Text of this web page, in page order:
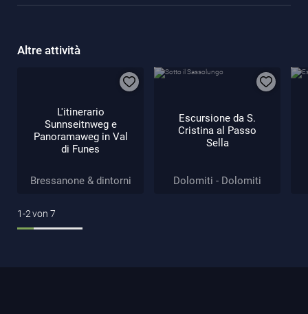
Altre attività
L'itinerario
Sunnseitnweg e
Panoramaweg in Val
di Funes
Bressanone & dintorni
Escursione da S.
Cristina al Passo
Sella
Dolomiti - Dolomiti
1-2von 7